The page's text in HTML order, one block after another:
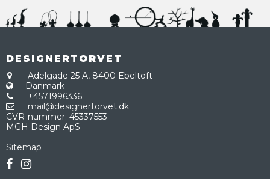
DESIGNERTORVET
Adelgade 25 A, 8400 Ebeltoft
Danmark
+4571996336
mail@designertorvet.dk
CVR-nummer: 45337553
MGH Design ApS
Sitemap